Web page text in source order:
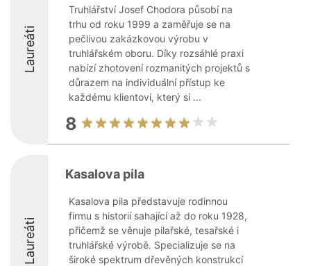
Laureáti
Truhlářství Josef Chodora působí na
trhu od roku 1999 a zaměřuje se na
pečlivou zakázkovou výrobu v
truhlářském oboru. Díky rozsáhlé praxi
nabízí zhotovení rozmanitých projektů s
důrazem na individuální přístup ke
každému klientovi, který si ...
8
Laureáti
Kasalova pila
Kasalova pila představuje rodinnou
firmu s historií sahající až do roku 1928,
přičemž se věnuje pilařské, tesařské i
truhlářské výrobě. Specializuje se na
široké spektrum dřevěných konstrukcí